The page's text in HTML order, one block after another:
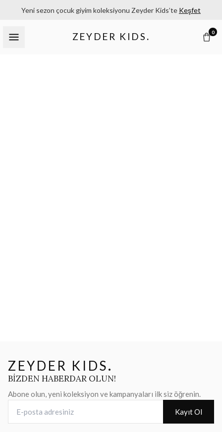
Yeni sezon çocuk giyim koleksiyonu Zeyder Kids’te Keşfet
ZEYDER KIDS . 0
ZEYDER KIDS.
BİZDEN HABERDAR OLUN!
Abone olun, yeni koleksiyon ve kampanyaları ilk siz öğrenin.
Kayıt Ol